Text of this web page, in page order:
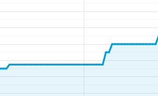
09:00-17:00
09:00-14:00